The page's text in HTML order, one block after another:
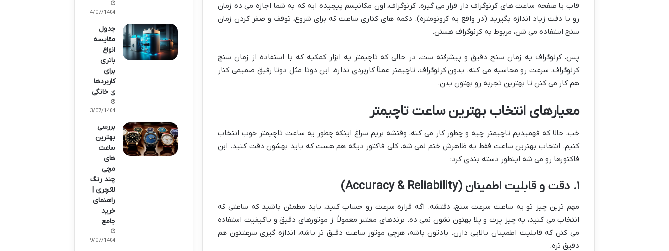
قاب یا صفحه ساعت های کرنوگراف دار قرار می گیره. کرنوگراف، اون مکانیسم پیچیده ایه که به شما اجازه می ده زمان
رو با دقت زیاد اندازه بگیرید (در واقع یه کرونومتره). دکمه های کناری ساعت که برای شروع، توقف و صفر کردن زمان
سنج استفاده می شن، مربوط به کرنوگراف هستن.
پس، کرنوگراف یه زمان سنج دقیق و پیشرفته ست، در حالی که تاچیمتر یه ابزار کمکیه که با استفاده از زمان سنج
کرنوگراف، سرعت رو محاسبه می کنه. بدون کرنوگراف، تاچیمتر عملاً کاربردی نداره. این دوتا مثل دوتا رفیق صمیمی کنار
هم کار می کنن تا بهترین تجربه رو بهتون بدن.
معیارهای انتخاب بهترین ساعت تاچیمتر
خب، حالا که فهمیدیم تاچیمتر چیه و چطور کار می کنه، وقتشه بریم سراغ اینکه چطور یه ساعت تاچیمتر خوب انتخاب
کنیم. انتخاب بهترین ساعت فقط به ظاهرش ختم نمی شه، کلی فاکتور دیگه هم هست که باید بهشون دقت کنید. این
فاکتورها رو می شه اینطور دسته بندی کرد:
۱. دقت و قابلیت اطمینان (Accuracy & Reliability)
مهم ترین چیز تو یه ساعت سرعت سنج، دقتشه. اگه قراره سرعت رو حساب کنید، باید مطمئن باشید که ساعتی که
انتخاب می کنید، یه چیز پرت و پلا بهتون نشون نمی ده. برندهای معتبر معمولاً از موتورهای دقیق و باکیفیت استفاده
می کنن که قابلیت اطمینان بالایی دارن. یادتون باشه، هرچی موتور ساعت دقیق تر باشه، اندازه گیری سرعتتون هم
دقیق تره.
24/07/1404
جدول
مقایسه
انواع
باتری
برای
کاربردها
ی خانگی
23/07/1404
بررسی
بهترین
ساعت
های
مچی
چند رنگ
لاکچری |
راهنمای
خرید
جامع
09/07/1404